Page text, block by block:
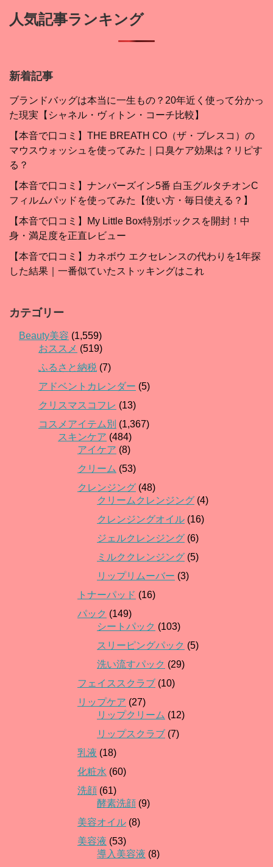
人気記事ランキング
新着記事
ブランドバッグは本当に一生もの？20年近く使って分かっ
た現実【シャネル・ヴィトン・コーチ比較】
【本音で口コミ】THE BREATH CO（ザ・ブレスコ）の
マウスウォッシュを使ってみた｜口臭ケア効果は？リピす
る？
【本音で口コミ】ナンバーズイン5番 白玉グルタチオンC
フィルムパッドを使ってみた【使い方・毎日使える？】
【本音で口コミ】My Little Box特別ボックスを開封！中
身・満足度を正直レビュー
【本音で口コミ】カネボウ エクセレンスの代わりを1年探
した結果｜一番似ていたストッキングはこれ
カテゴリー
Beauty美容 (1,559)
おススメ (519)
ふるさと納税 (7)
アドベントカレンダー (5)
クリスマスコフレ (13)
コスメアイテム別 (1,367)
スキンケア (484)
アイケア (8)
クリーム (53)
クレンジング (48)
クリームクレンジング (4)
クレンジングオイル (16)
ジェルクレンジング (6)
ミルククレンジング (5)
リップリムーバー (3)
トナーパッド (16)
パック (149)
シートパック (103)
スリーピングパック (5)
洗い流すパック (29)
フェイススクラブ (10)
リップケア (27)
リップクリーム (12)
リップスクラブ (7)
乳液 (18)
化粧水 (60)
洗顔 (61)
酵素洗顔 (9)
美容オイル (8)
美容液 (53)
導入美容液 (8)